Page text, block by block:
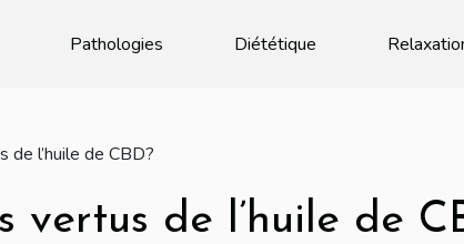
Pathologies Diététique
de l’huile de CBD?
vertus de l’huile de